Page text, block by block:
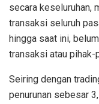
secara keseluruhan,
transaksi seluruh
hingga saat ini,
transaksi atau pihak-
Seiring dengan
penurunan sebesar